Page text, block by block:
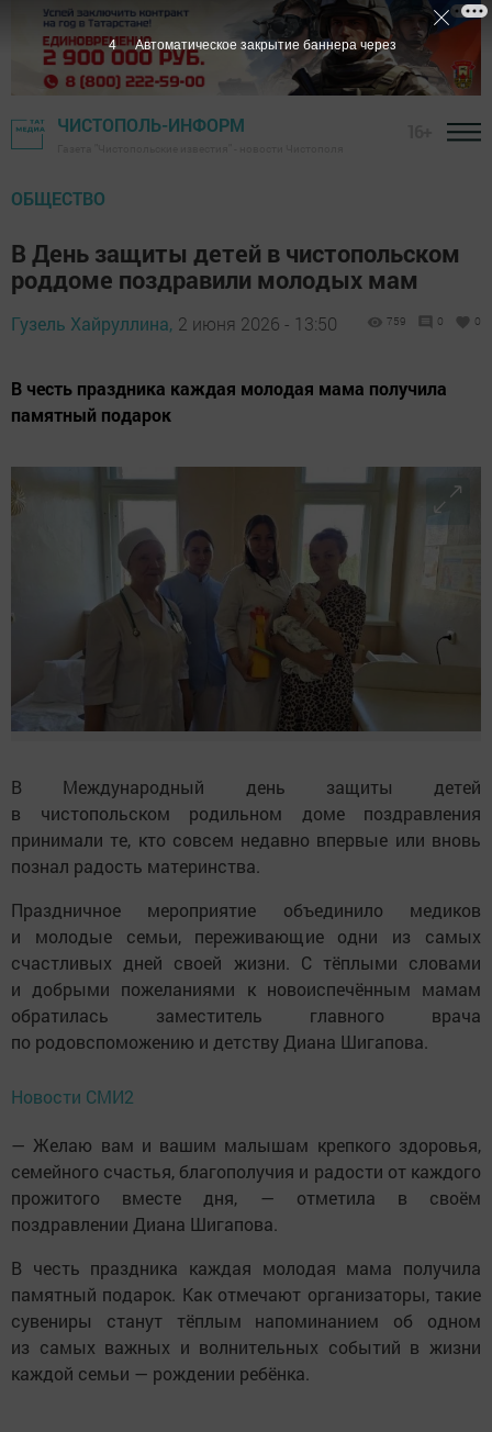
ЧИСТОПОЛЬ-ИНФОРМ
ОБЩЕСТВО
В День защиты детей в чистопольском
роддоме поздравили молодых мам
Гузель Хайруллина, 2 июня 2026 - 13:50 759 0 0
В честь праздника каждая молодая мама получила
памятный подарок
В Международный день защиты детей
в чистопольском родильном доме поздравления
принимали те, кто совсем недавно впервые или вновь
познал радость материнства.
Праздничное мероприятие объединило медиков
и молодые семьи, переживающие одни из самых
счастливых дней своей жизни. С тёплыми словами
и добрыми пожеланиями к новоиспечённым мамам
обратилась заместитель главного врача
по родовспоможению и детству Диана Шигапова.
Новости СМИ2
— Желаю вам и вашим малышам крепкого здоровья,
семейного счастья, благополучия и радости от каждого
прожитого вместе дня, — отметила в своём
поздравлении Диана Шигапова.
В честь праздника каждая молодая мама получила
памятный подарок. Как отмечают организаторы, такие
сувениры станут тёплым напоминанием об одном
из самых важных и волнительных событий в жизни
каждой семьи — рождении ребёнка.
3 Автоматическое закрытие баннера через